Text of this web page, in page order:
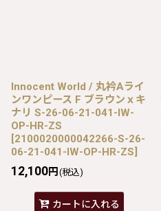
Innocent World / 丸衿Aライ
ンワンピース F ブラウンｘキ
ナリ S-26-06-21-041-IW-
OP-HR-ZS
[2100020000042266-S-26-
06-21-041-IW-OP-HR-ZS]
12,100円 (税込)
カートに入れる